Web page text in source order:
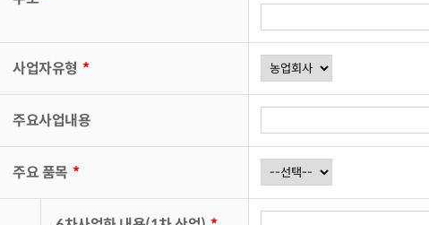
사업자유형 *
주요사업내용
주요 품목 *